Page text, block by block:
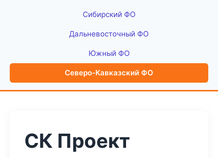
Сибирский ФО
Дальневосточный ФО
Южный ФО
Северо-Кавказский ФО
СК Проект